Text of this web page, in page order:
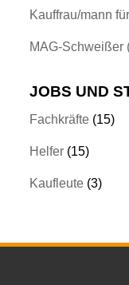
Kauffrau/mann
MAG-Schweißer
JOBS UND
Fachkräfte (15)
Helfer (15)
Kaufleute (3)